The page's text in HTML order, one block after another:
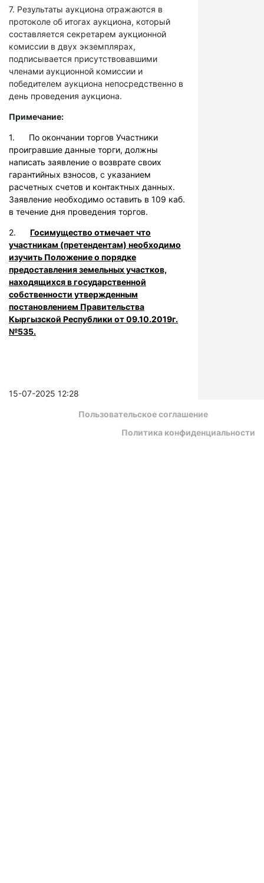
7. Результаты аукциона отражаются в
протоколе об итогах аукциона, который
составляется секретарем аукционной
комиссии в двух экземплярах,
подписывается присутствовавшими
членами аукционной комиссии и
победителем аукциона непосредственно в
день проведения аукциона.
Примечание:
1. По окончании торгов Участники
проигравшие данные торги, должны
написать заявление о возврате своих
гарантийных взносов, с указанием
расчетных счетов и контактных данных.
Заявление необходимо оставить в 109 каб.
в течение дня проведения торгов.
2. Госимущество отмечает что
участникам (претендентам) необходимо
изучить Положение о порядке
предоставления земельных участков,
находящихся в государственной
собственности утвержденным
постановлением Правительства
Кыргызской Республики от 09.10.2019г.
№535.
15-07-2025 12:28
Пользовательское соглашение
Политика конфиденциальности